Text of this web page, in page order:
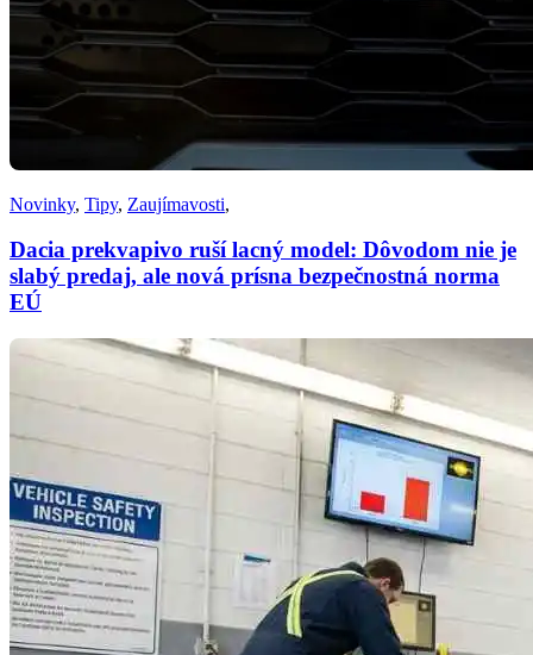
Novinky, Tipy, Zaujímavosti,
Dacia prekvapivo ruší lacný model: Dôvodom nie je
slabý predaj, ale nová prísna bezpečnostná norma
EÚ